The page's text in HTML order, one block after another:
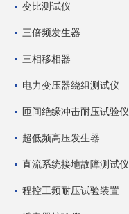
变比测试仪
三倍频发生器
三相移相器
电力变压器绕组测试仪
匝间绝缘冲击耐压试验仪
超低频高压发生器
直流系统接地故障测试仪
程控工频耐压试验装置